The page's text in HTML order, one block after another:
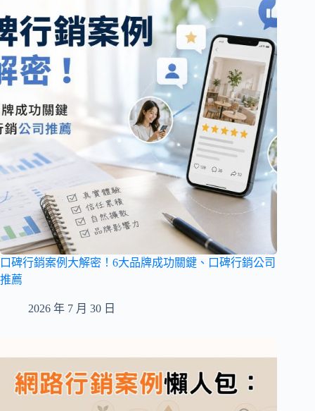
口碑行銷案例大解密！6大品牌成功關鍵、口碑行銷公司
推薦
2026 年 7 月 30 日